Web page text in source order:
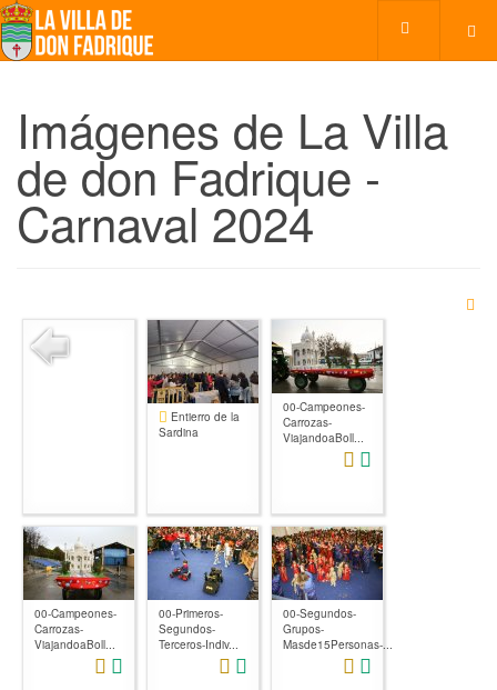
Imágenes de La Villa
de don Fadrique -
Carnaval 2024
Entierro de la
Sardina
00-Campeones-
Carrozas-
ViajandoaBoll...
00-Campeones-
Carrozas-
ViajandoaBoll...
00-Primeros-
Segundos-
Terceros-Indiv...
00-Segundos-
Grupos-
Masde15Personas-...